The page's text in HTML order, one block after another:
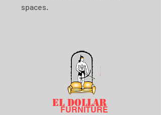
spaces.
EL DOLLAR
FURNITURE